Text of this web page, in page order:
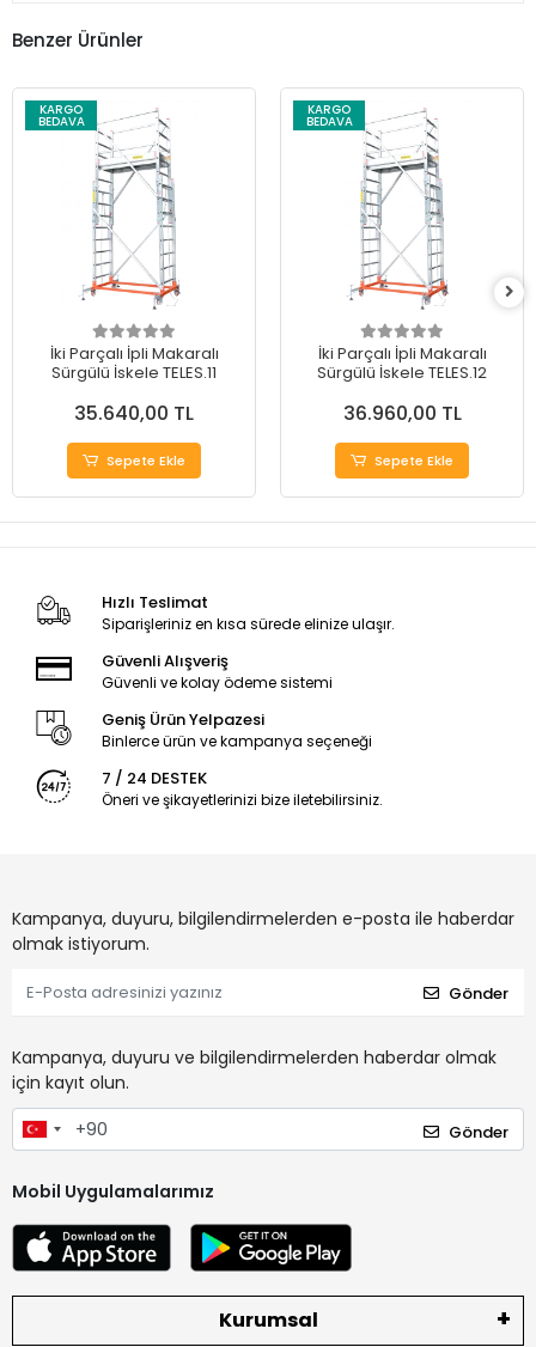
Benzer Ürünler
KARGO
BEDAVA
İki Parçalı İpli Makaralı
Sürgülü İskele TELES.11
35.640,00 TL
Sepete Ekle
KARGO
BEDAVA
İki Parçalı İpli Makaralı
Sürgülü İskele TELES.12
36.960,00 TL
Sepete Ekle
Hızlı Teslimat
Siparişleriniz en kısa sürede elinize ulaşır.
Güvenli Alışveriş
Güvenli ve kolay ödeme sistemi
Geniş Ürün Yelpazesi
Binlerce ürün ve kampanya seçeneği
7 / 24 DESTEK
Öneri ve şikayetlerinizi bize iletebilirsiniz.
Kampanya, duyuru, bilgilendirmelerden e-posta ile haberdar
olmak istiyorum.
Gönder
Kampanya, duyuru ve bilgilendirmelerden haberdar olmak
için kayıt olun.
Gönder
Mobil Uygulamalarımız
Kurumsal